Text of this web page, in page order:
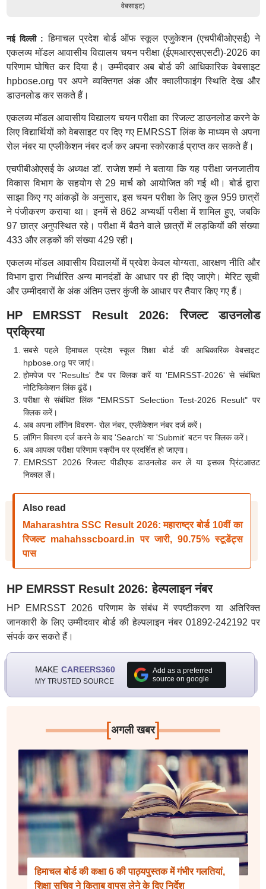
वेबसाइट)
नई दिल्ली : हिमाचल प्रदेश बोर्ड ऑफ स्कूल एजुकेशन (एचपीबीओएसई) ने
एकलव्य मॉडल आवासीय विद्यालय चयन परीक्षा (ईएमआरएसएसटी)-2026 का
परिणाम घोषित कर दिया है। उम्मीदवार अब बोर्ड की आधिकारिक वेबसाइट
hpbose.org पर अपने व्यक्तिगत अंक और क्वालीफाइंग स्थिति देख और
डाउनलोड कर सकते हैं।
एकलव्य मॉडल आवासीय विद्यालय चयन परीक्षा का रिजल्ट डाउनलोड करने के
लिए विद्यार्थियों को वेबसाइट पर दिए गए EMRSST लिंक के माध्यम से अपना
रोल नंबर या एप्लीकेशन नंबर दर्ज कर अपना स्कोरकार्ड प्राप्त कर सकते हैं।
एचपीबीओएसई के अध्यक्ष डॉ. राजेश शर्मा ने बताया कि यह परीक्षा जनजातीय
विकास विभाग के सहयोग से 29 मार्च को आयोजित की गई थी। बोर्ड द्वारा
साझा किए गए आंकड़ों के अनुसार, इस चयन परीक्षा के लिए कुल 959 छात्रों
ने पंजीकरण कराया था। इनमें से 862 अभ्यर्थी परीक्षा में शामिल हुए, जबकि
97 छात्र अनुपस्थित रहे। परीक्षा में बैठने वाले छात्रों में लड़कियों की संख्या
433 और लड़कों की संख्या 429 रही।
एकलव्य मॉडल आवासीय विद्यालयों में प्रवेश केवल योग्यता, आरक्षण नीति और
विभाग द्वारा निर्धारित अन्य मानदंडों के आधार पर ही दिए जाएंगे। मेरिट सूची
और उम्मीदवारों के अंक अंतिम उत्तर कुंजी के आधार पर तैयार किए गए हैं।
HP EMRSST Result 2026: रिजल्ट डाउनलोड
प्रक्रिया
सबसे पहले हिमाचल प्रदेश स्कूल शिक्षा बोर्ड की आधिकारिक वेबसाइट
hpbose.org पर जाएं।
होमपेज पर 'Results' टैब पर क्लिक करें या 'EMRSST-2026' से संबंधित
नोटिफिकेशन लिंक ढूंढें।
परीक्षा से संबंधित लिंक "EMRSST Selection Test-2026 Result" पर
क्लिक करें।
अब अपना लॉगिन विवरण- रोल नंबर, एप्लीकेशन नंबर दर्ज करें।
लॉगिन विवरण दर्ज करने के बाद 'Search' या 'Submit' बटन पर क्लिक करें।
अब आपका परीक्षा परिणाम स्क्रीन पर प्रदर्शित हो जाएगा।
EMRSST 2026 रिजल्ट पीडीएफ डाउनलोड कर लें या इसका प्रिंटआउट
निकाल लें।
Also read
Maharashtra SSC Result 2026: महाराष्ट्र बोर्ड 10वीं का
रिजल्ट mahahsscboard.in पर जारी, 90.75% स्टूडेंट्स
पास
HP EMRSST Result 2026: हेल्पलाइन नंबर
HP EMRSST 2026 परिणाम के संबंध में स्पष्टीकरण या अतिरिक्त
जानकारी के लिए उम्मीदवार बोर्ड की हेल्पलाइन नंबर 01892-242192 पर
संपर्क कर सकते हैं।
MAKE CAREERS360
MY TRUSTED SOURCE
Add as a preferred
source on google
[अगली खबर]
हिमाचल बोर्ड की कक्षा 6 की पाठ्यपुस्तक में गंभीर गलतियां,
शिक्षा सचिव ने किताब वापस लेने के दिए निर्देश